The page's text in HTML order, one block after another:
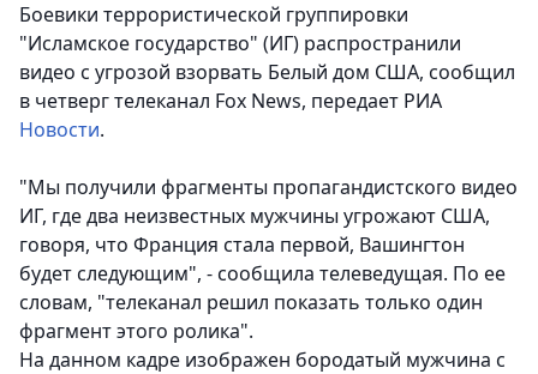
Боевики террористической группировки
"Исламское государство" (ИГ) распространили
видео с угрозой взорвать Белый дом США, сообщил
в четверг телеканал Fox News, передает РИА
Новости.
"Мы получили фрагменты пропагандистского видео
ИГ, где два неизвестных мужчины угрожают США,
говоря, что Франция стала первой, Вашингтон
будет следующим", - сообщила телеведущая. По ее
словам, "телеканал решил показать только один
фрагмент этого ролика".
На данном кадре изображен бородатый мужчина с